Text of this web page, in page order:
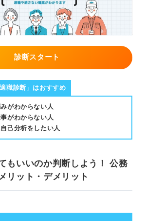
診断スタート
職診断」はおすすめ
がわからない人
がわからない人
己分析をしたい人
もいいのか判断しよう！ 公務
リット・デメリット